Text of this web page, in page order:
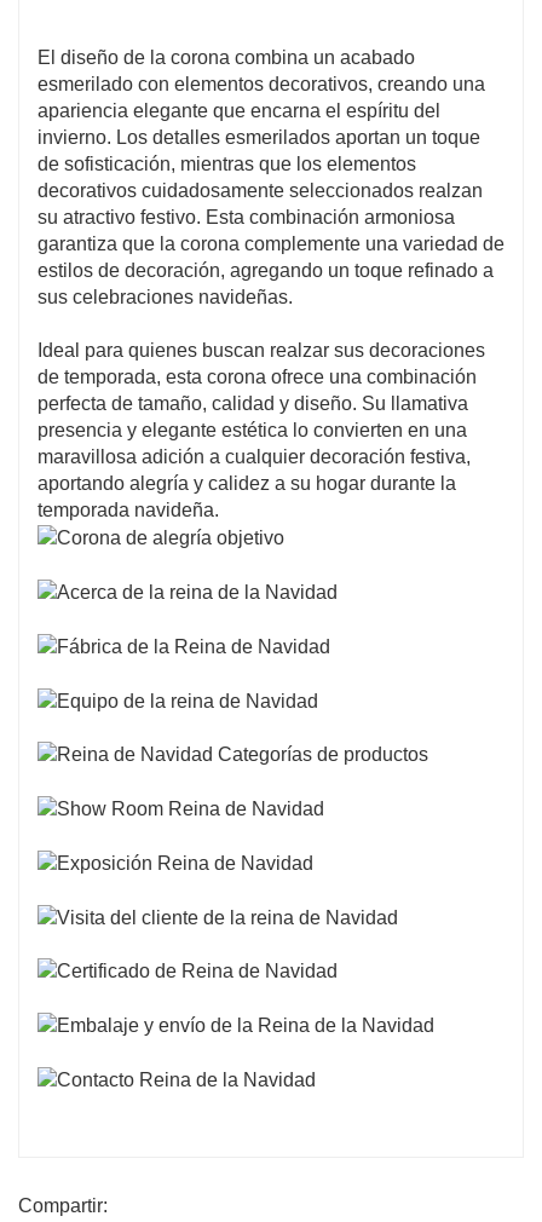
El diseño de la corona combina un acabado
esmerilado con elementos decorativos, creando una
apariencia elegante que encarna el espíritu del
invierno. Los detalles esmerilados aportan un toque
de sofisticación, mientras que los elementos
decorativos cuidadosamente seleccionados realzan
su atractivo festivo. Esta combinación armoniosa
garantiza que la corona complemente una variedad de
estilos de decoración, agregando un toque refinado a
sus celebraciones navideñas.
Ideal para quienes buscan realzar sus decoraciones
de temporada, esta corona ofrece una combinación
perfecta de tamaño, calidad y diseño. Su llamativa
presencia y elegante estética lo convierten en una
maravillosa adición a cualquier decoración festiva,
aportando alegría y calidez a su hogar durante la
temporada navideña.
Compartir: